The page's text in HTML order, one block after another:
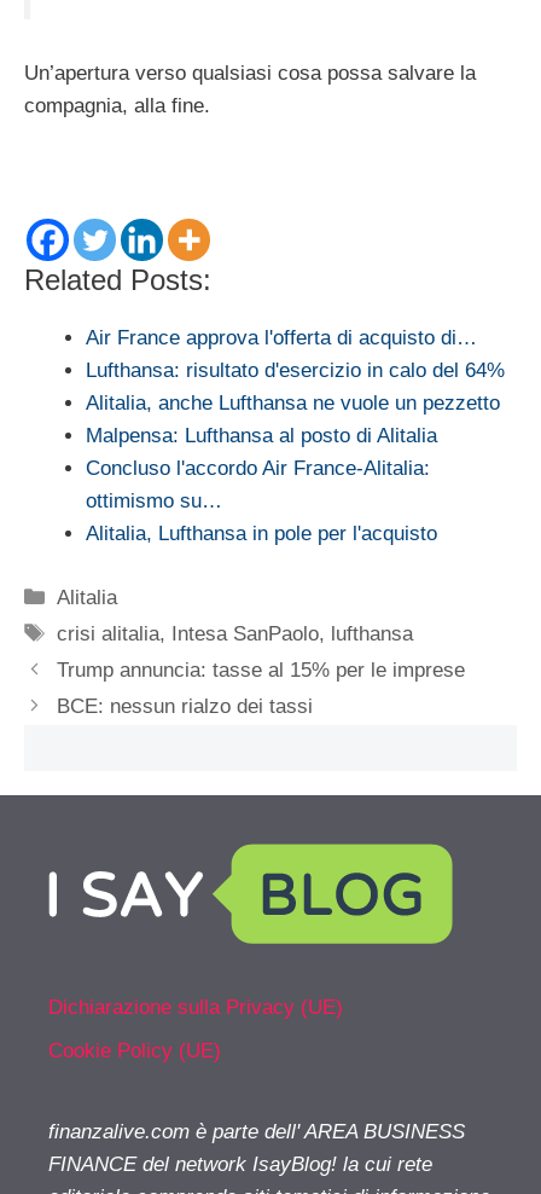
Un’apertura verso qualsiasi cosa possa salvare la
compagnia, alla fine.
Related Posts:
Air France approva l'offerta di acquisto di…
Lufthansa: risultato d'esercizio in calo del 64%
Alitalia, anche Lufthansa ne vuole un pezzetto
Malpensa: Lufthansa al posto di Alitalia
Concluso l'accordo Air France-Alitalia:
ottimismo su…
Alitalia, Lufthansa in pole per l'acquisto
Categorie
Alitalia
Tag
crisi alitalia, Intesa SanPaolo, lufthansa
Trump annuncia: tasse al 15% per le imprese
BCE: nessun rialzo dei tassi
Dichiarazione sulla Privacy (UE)
Cookie Policy (UE)
finanzalive.com è parte dell' AREA BUSINESS
FINANCE del network IsayBlog! la cui rete